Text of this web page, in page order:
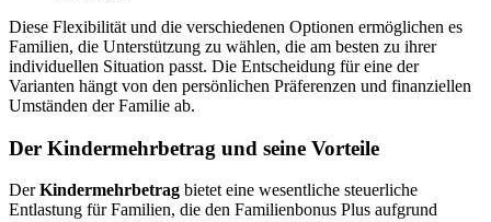
Diese Flexibilität und die verschiedenen Optionen ermöglichen es
Familien, die Unterstützung zu wählen, die am besten zu ihrer
individuellen Situation passt. Die Entscheidung für eine der
Varianten hängt von den persönlichen Präferenzen und finanziellen
Umständen der Familie ab.
Der Kindermehrbetrag und seine Vorteile
DerKindermehrbetrag bietet eine wesentliche steuerliche
Entlastung für Familien, die den Familienbonus Plus aufgrund